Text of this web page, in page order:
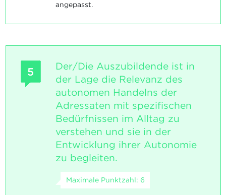
angepasst.
5
Der/Die Auszubildende ist in
der Lage die Relevanz des
autonomen Handelns der
Adressaten mit spezifischen
Bedürfnissen im Alltag zu
verstehen und sie in der
Entwicklung ihrer Autonomie
zu begleiten.
Maximale Punktzahl: 6